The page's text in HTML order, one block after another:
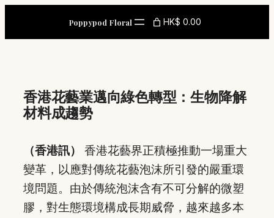
content
Poppypod Floral HK$ 0.00
香港花藝業邁向綠色轉型：生物降解
材料成趨勢
（香港訊）
香港花藝界正積極推動一場重大
變革，以應對傳統花藝泡沫所引發的嚴重環
境問題。由於傳統泡沫含有不可分解的微塑
膠，對生態環境構成長期威脅，越來越多本